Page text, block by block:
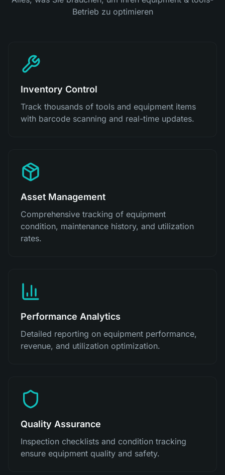
Betrieb zu optimieren
Inventory Control
Track thousands of tools and equipment items
with barcode scanning and real-time updates.
Asset Management
Comprehensive tracking of equipment
condition, maintenance history, and utilization
rates.
Performance Analytics
Detailed reporting on equipment performance,
revenue, and utilization optimization.
Quality Assurance
Inspection checklists and condition tracking
ensure equipment quality and safety.